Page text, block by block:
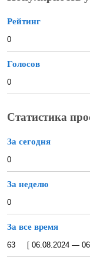
Рейтинг
0
Голосов
0
Статистика
За сегодня
0
За неделю
0
За все время
63 [ 06.08.2024 —